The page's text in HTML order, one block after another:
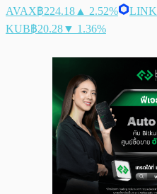
AVAX฿224.18 ▲ 2.52% LINK
KUB฿20.28▼ 1.36%